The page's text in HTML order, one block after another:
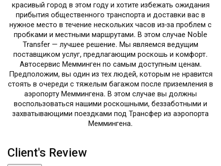
красивый город в этом году и хотите избежать ожидания
прибытия общественного транспорта и доставки вас в
нужное место в течение нескольких часов из-за проблем с
пробками и местными маршрутами. В этом случае Noble
Transfer — лучшее решение. Мы являемся ведущим
поставщиком услуг, предлагающим роскошь и комфорт.
Автосервис Мемминген по самым доступным ценам.
Предположим, вы один из тех людей, которым не нравится
стоять в очереди с тяжелым багажом после приземления в
аэропорту Меммингена. В этом случае вы должны
воспользоваться нашими роскошными, беззаботными и
захватывающими поездками под Трансфер из аэропорта
Меммингена.
Client's Review